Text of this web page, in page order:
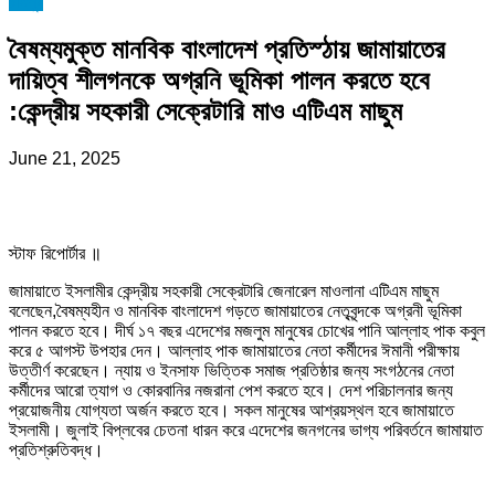
বৈষম্যমুক্ত মানবিক বাংলাদেশ প্রতিস্ঠায় জামায়াতের
দায়িত্ব শীলগনকে অগ্রনি ভূমিকা পালন করতে হবে
:কেন্দ্রীয় সহকারী সেক্রেটারি মাও এটিএম মাছুম
June 21, 2025
স্টাফ রিপোর্টার ॥
জামায়াতে ইসলামীর কেন্দ্রীয় সহকারী সেক্রেটারি জেনারেল মাওলানা এটিএম মাছুম
বলেছেন,বৈষম্যহীন ও মানবিক বাংলাদেশ গড়তে জামায়াতের নেতৃবৃন্দকে অগ্রনী ভূমিকা
পালন করতে হবে। দীর্ঘ ১৭ বছর এদেশের মজলুম মানুষের চোখের পানি আল্লাহ পাক কবুল
করে ৫ আগস্ট উপহার দেন। আল্লাহ পাক জামায়াতের নেতা কর্মীদের ঈমানী পরীক্ষায়
উত্তীর্ণ করেছেন। ন্যায় ও ইনসাফ ভিত্তিক সমাজ প্রতিষ্ঠার জন্য সংগঠনের নেতা
কর্মীদের আরো ত্যাগ ও কোরবানির নজরানা পেশ করতে হবে। দেশ পরিচালনার জন্য
প্রয়োজনীয় যোগ্যতা অর্জন করতে হবে। সকল মানুষের আশ্রয়স্থল হবে জামায়াতে
ইসলামী। জুলাই বিপ্লবের চেতনা ধারন করে এদেশের জনগনের ভাগ্য পরিবর্তনে জামায়াত
প্রতিশ্রুতিবদ্ধ।